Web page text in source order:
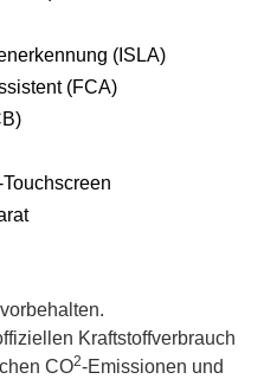
(ISLA)
(FCA)
Kraftstoffverbrauch
CO2-Emissionen und